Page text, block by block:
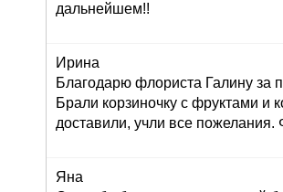
дальнейшем!!
Ирина
Благодарю флориста Галину за
Брали корзиночку с фруктами и
доставили, учли все
Яна